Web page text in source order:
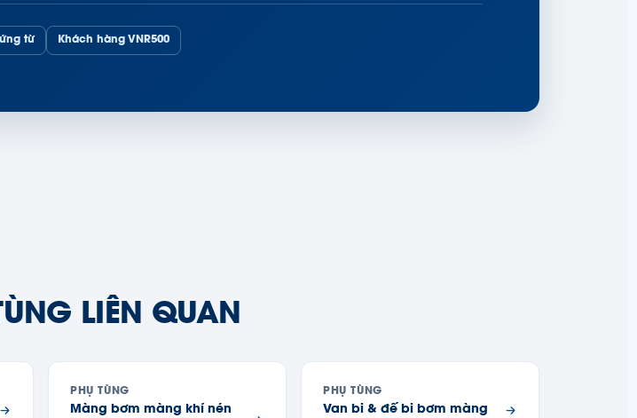
từ Khách hàng VNR500
LIÊN QUAN
PHỤ TÙNG
Màng bơm màng khí nén
PHỤ TÙNG
Van bi & đế bi bơm màng